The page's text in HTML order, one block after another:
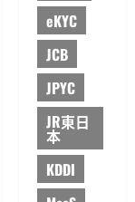
eKYC
JCB
JPYC
JR東日
本
KDDI